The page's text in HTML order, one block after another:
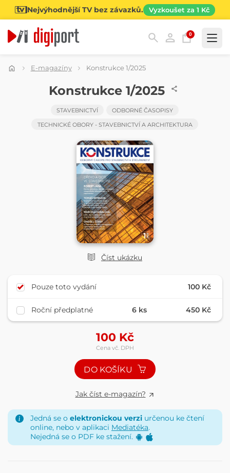
Nejvýhodnější TV bez závazků. Vyzkoušet za 1 Kč
0
Kategorie
E-magazíny Konstrukce 1/2025
Číst ukázku
Konstrukce 1/2025
STAVEBNICTVÍ
ODBORNÉ ČASOPISY
TECHNICKÉ OBORY - STAVEBNICTVÍ A ARCHITEKTURA
Pouze toto vydání 100 Kč
Roční předplatné 6 ks 450 Kč
100 Kč
Cena vč. DPH
DO KOŠÍKU
Jak číst e-magazín?
Jedná se o elektronickou verzi určenou ke čtení
online, nebo v aplikaci Mediatéka.
Nejedná se o PDF ke stažení.